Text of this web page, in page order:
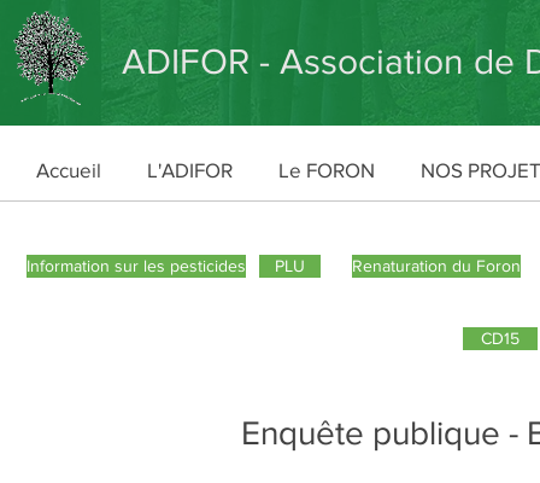
ADIFOR - Association de
Accueil L'ADIFOR Le FORON NOS
Information sur les pesticides PLU Renaturation du Foron
CD15
Enquête publique -